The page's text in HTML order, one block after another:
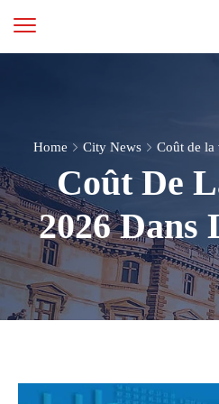
Home City News Coût de la
Coût De
2026 Dans